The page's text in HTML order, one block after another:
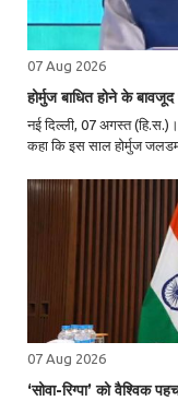
07 Aug 2026
होर्मुज बाधित होने के
नई दिल्ली, 07 अगस्त (हि.स.)। केंद्रीय पेट्रोलियम मंत्री हरदीप सिंह पुरी ने शुक्रवार को
कहा कि इस साल होर्मुज
07 Aug 2026
‘सोवा-रिग्पा’ को वैश्विक